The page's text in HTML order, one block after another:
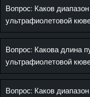
Вопрос: Каков
ультрафиолетовой
Вопрос: Какова длина
ультрафиолетовой
Вопрос: Каков